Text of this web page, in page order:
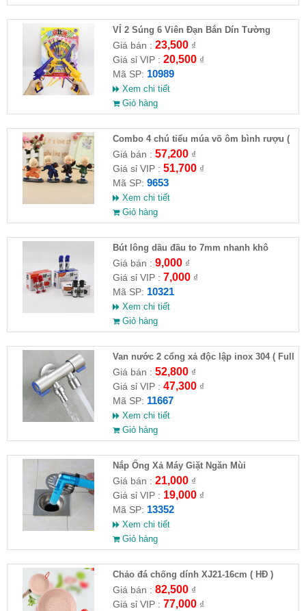
VỈ 2 Súng 6 Viên Đạn Bắn Dín Tường
Giá bán : 23,500₫
Giá sỉ VIP : 20,500₫
Mã SP: 10989
Xem chi tiết
Giỏ hàng
Combo 4 chú tiểu múa võ ôm bình rượu (
HĐ )
Giá bán : 57,200₫
Giá sỉ VIP : 51,700₫
Mã SP: 9653
Xem chi tiết
Giỏ hàng
Bút lông dầu đầu to 7mm nhanh khô
Giá bán : 9,000₫
Giá sỉ VIP : 7,000₫
Mã SP: 10321
Xem chi tiết
Giỏ hàng
Van nước 2 cổng xả độc lập inox 304 ( Full
VAT )
Giá bán : 52,800₫
Giá sỉ VIP : 47,300₫
Mã SP: 11667
Xem chi tiết
Giỏ hàng
Nắp Ống Xả Máy Giặt Ngăn Mùi
Giá bán : 21,000₫
Giá sỉ VIP : 19,000₫
Mã SP: 13352
Xem chi tiết
Giỏ hàng
Chảo đá chống dính XJ21-16cm ( HĐ )
Giá bán : 82,500₫
Giá sỉ VIP : 77,000₫